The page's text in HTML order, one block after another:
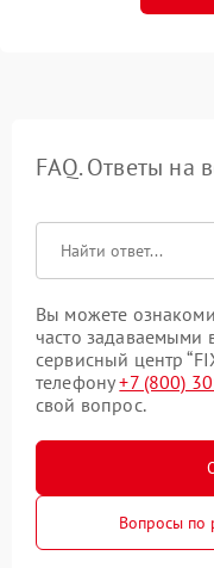
FAQ. Ответы на
Вы можете
часто задаваемыми
сервисный центр
телефону+7 (800)
свой вопрос.
Вопросы по